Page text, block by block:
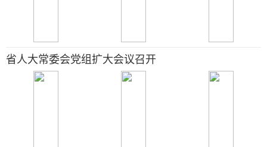
省人大常委会党组扩大会议召开